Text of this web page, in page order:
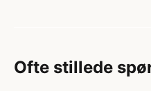
Ofte stillede